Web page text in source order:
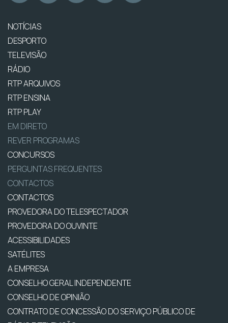
NOTÍCIAS
DESPORTO
TELEVISÃO
RÁDIO
RTP ARQUIVOS
RTP ENSINA
RTP PLAY
EM DIRETO
REVER PROGRAMAS
CONCURSOS
PERGUNTAS FREQUENTES
CONTACTOS
CONTACTOS
PROVEDORA DO TELESPECTADOR
PROVEDORA DO OUVINTE
ACESSIBILIDADES
SATÉLITES
A EMPRESA
CONSELHO GERAL INDEPENDENTE
CONSELHO DE OPINIÃO
CONTRATO DE CONCESSÃO DO SERVIÇO PÚBLICO DE